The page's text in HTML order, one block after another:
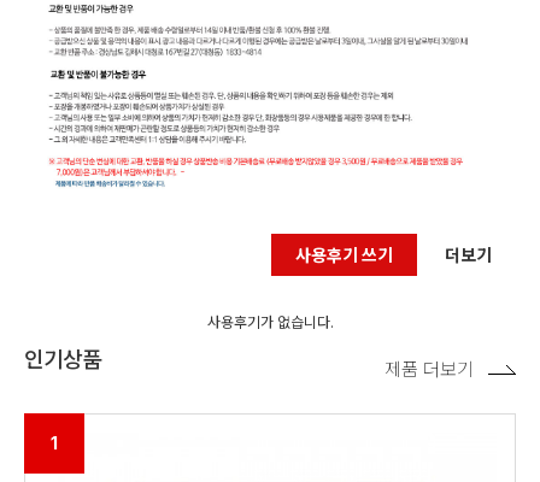
사용후기 쓰기 더보기
사용후기가 없습니다.
인기상품
1
제품 더보기